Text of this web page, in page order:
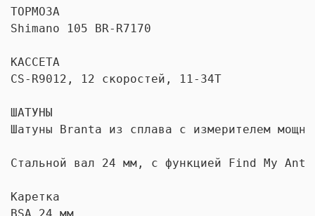
ТОРМОЗА
Shimano 105 BR-R7170
КАССЕТА
CS-R9012, 12 скоростей, 11-34T
ШАТУНЫ
Шатуны Branta из сплава с измерителем
Стальной вал 24 мм, с функцией Find My
Каретка
BSA 24 мм